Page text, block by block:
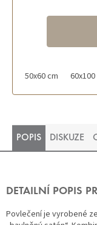
50x60 cm
POPIS DISKUZE
DETAILNÍ POPIS
Povlečení je vyrobené ze